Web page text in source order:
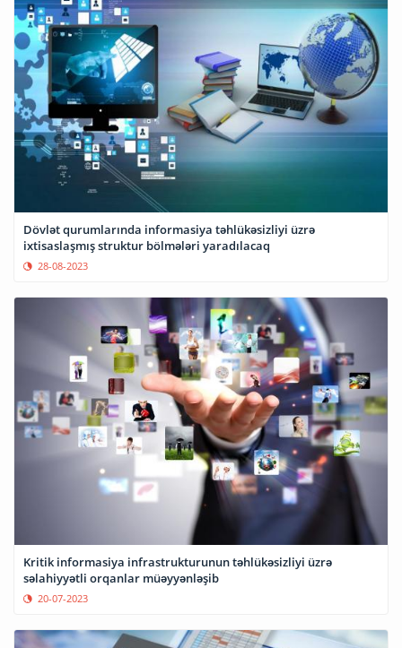
Dövlət qurumlarında informasiya təhlükəsizliyi üzrə
ixtisaslaşmış struktur bölmələri yaradılacaq
28-08-2023
Kritik informasiya infrastrukturunun təhlükəsizliyi üzrə
səlahiyyətli orqanlar müəyyənləşib
20-07-2023